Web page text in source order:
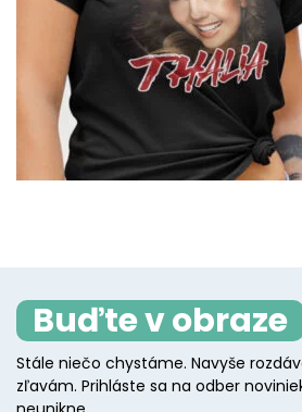
Buďte v obraze
Stále niečo chystáme. Navyše
zľavám. Prihláste sa na odber